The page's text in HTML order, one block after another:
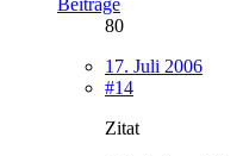
80
17. Juli 2006
#14
Zitat